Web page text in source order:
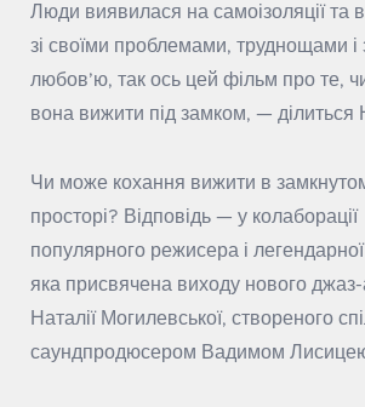
Люди виявилася на самоізоляції та
зі своїми проблемами, труднощами і
любов’ю, так ось цей фільм про те,
вона вижити під замком, — ділиться
Чи може кохання вижити в
просторі? Відповідь — у колаборації
популярного режисера і легендарної
яка присвячена виходу нового
Наталії Могилевської, створеного
саундпродюсером Вадимом